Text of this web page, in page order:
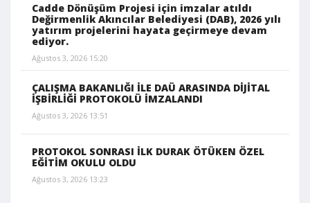
Cadde Dönüşüm Projesi için imzalar atıldı
Değirmenlik Akıncılar Belediyesi (DAB), 2026 yılı
yatırım projelerini hayata geçirmeye devam
ediyor.
Ağustos 3, 2026 15:20
ÇALIŞMA BAKANLIĞI İLE DAÜ ARASINDA DİJİTAL
İŞBİRLİĞİ PROTOKOLÜ İMZALANDI
Ağustos 3, 2026 13:51
PROTOKOL SONRASI İLK DURAK ÖTÜKEN ÖZEL
EĞİTİM OKULU OLDU
Ağustos 3, 2026 13:23